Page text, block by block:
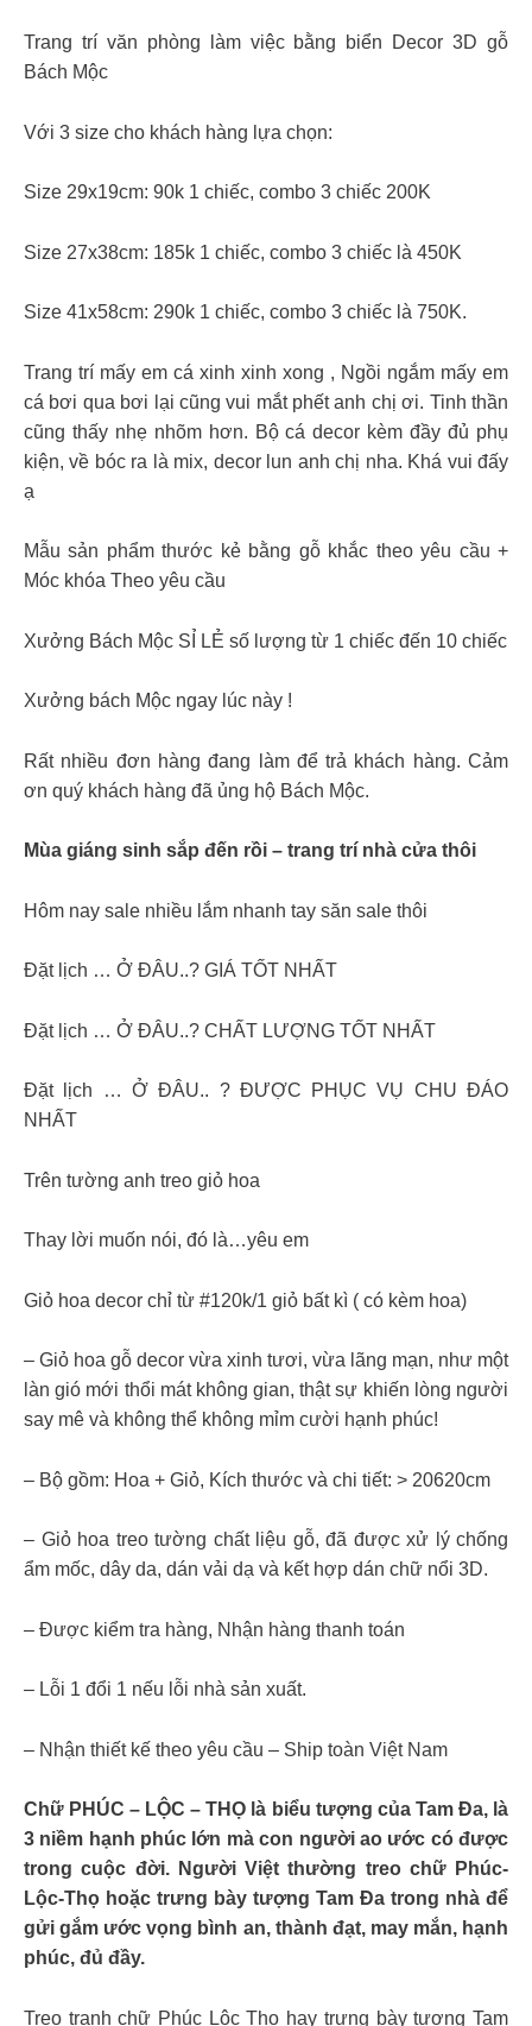
Trang trí văn phòng làm việc bằng biển Decor 3D gỗ
Bách Mộc
Với 3 size cho khách hàng lựa chọn:
Size 29x19cm: 90k 1 chiếc, combo 3 chiếc 200K
Size 27x38cm: 185k 1 chiếc, combo 3 chiếc là 450K
Size 41x58cm: 290k 1 chiếc, combo 3 chiếc là 750K.
Trang trí mấy em cá xinh xinh xong , Ngồi ngắm mấy em
cá bơi qua bơi lại cũng vui mắt phết anh chị ơi. Tinh thần
cũng thấy nhẹ nhõm hơn. Bộ cá decor kèm đầy đủ phụ
kiện, về bóc ra là mix, decor lun anh chị nha. Khá vui đấy
ạ
Mẫu sản phẩm thước kẻ bằng gỗ khắc theo yêu cầu +
Móc khóa Theo yêu cầu
Xưởng Bách Mộc SỈ LẺ số lượng từ 1 chiếc đến 10 chiếc
Xưởng bách Mộc ngay lúc này !
Rất nhiều đơn hàng đang làm để trả khách hàng. Cảm
ơn quý khách hàng đã ủng hộ Bách Mộc.
Mùa giáng sinh sắp đến rồi – trang trí nhà cửa thôi
Hôm nay sale nhiều lắm nhanh tay săn sale thôi
Đặt lịch … Ở ĐÂU..? GIÁ TỐT NHẤT
Đặt lịch … Ở ĐÂU..? CHẤT LƯỢNG TỐT NHẤT
Đặt lịch … Ở ĐÂU.. ? ĐƯỢC PHỤC VỤ CHU ĐÁO
NHẤT
Trên tường anh treo giỏ hoa
Thay lời muốn nói, đó là…yêu em
Giỏ hoa decor chỉ từ #120k/1 giỏ bất kì ( có kèm hoa)
– Giỏ hoa gỗ decor vừa xinh tươi, vừa lãng mạn, như một
làn gió mới thổi mát không gian, thật sự khiến lòng người
say mê và không thể không mỉm cười hạnh phúc!
– Bộ gồm: Hoa + Giỏ, Kích thước và chi tiết: > 20620cm
– Giỏ hoa treo tường chất liệu gỗ, đã được xử lý chống
ẩm mốc, dây da, dán vải dạ và kết hợp dán chữ nổi 3D.
– Được kiểm tra hàng, Nhận hàng thanh toán
– Lỗi 1 đổi 1 nếu lỗi nhà sản xuất.
– Nhận thiết kế theo yêu cầu – Ship toàn Việt Nam
Chữ PHÚC – LỘC – THỌ là biểu tượng của Tam Đa, là
3 niềm hạnh phúc lớn mà con người ao ước có được
trong cuộc đời. Người Việt thường treo chữ Phúc-
Lộc-Thọ hoặc trưng bày tượng Tam Đa trong nhà để
gửi gắm ước vọng bình an, thành đạt, may mắn, hạnh
phúc, đủ đầy.
Treo tranh chữ Phúc Lộc Thọ hay trưng bày tượng Tam